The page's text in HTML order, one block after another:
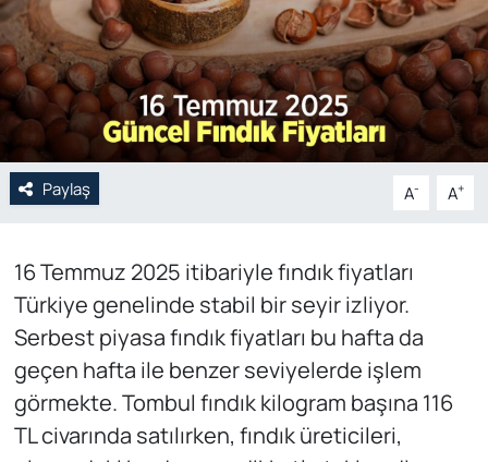
Paylaş A- A+
16 Temmuz 2025 itibariyle fındık fiyatları
Türkiye genelinde stabil bir seyir izliyor.
Serbest piyasa fındık fiyatları bu hafta da
geçen hafta ile benzer seviyelerde işlem
görmekte. Tombul fındık kilogram başına 116
TL civarında satılırken, fındık üreticileri,
Özel Haber
POLİTİKA
Siyaset
Spor
Yerel